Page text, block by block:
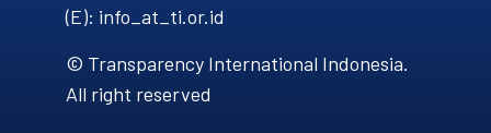
(E): info_at_ti.or.id
© Transparency International Indonesia.
All right reserved